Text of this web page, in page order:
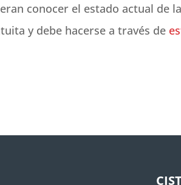
conocer el estado actual de
y debe hacerse a través de